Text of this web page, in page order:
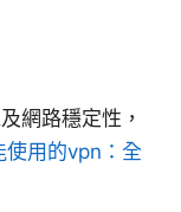
網路穩定性，
使用的vpn：全